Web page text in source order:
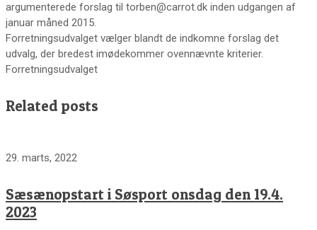
argumenterede forslag til torben@carrot.dk inden udgangen af
januar måned 2015.
Forretningsudvalget vælger blandt de indkomne forslag det
udvalg, der bredest imødekommer ovennævnte kriterier.
Forretningsudvalget
Related posts
29. marts, 2022
Sæsænopstart i Søsport onsdag den 19.4.
2023